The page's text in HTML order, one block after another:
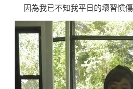
因為我已不知我平日的壞習慣